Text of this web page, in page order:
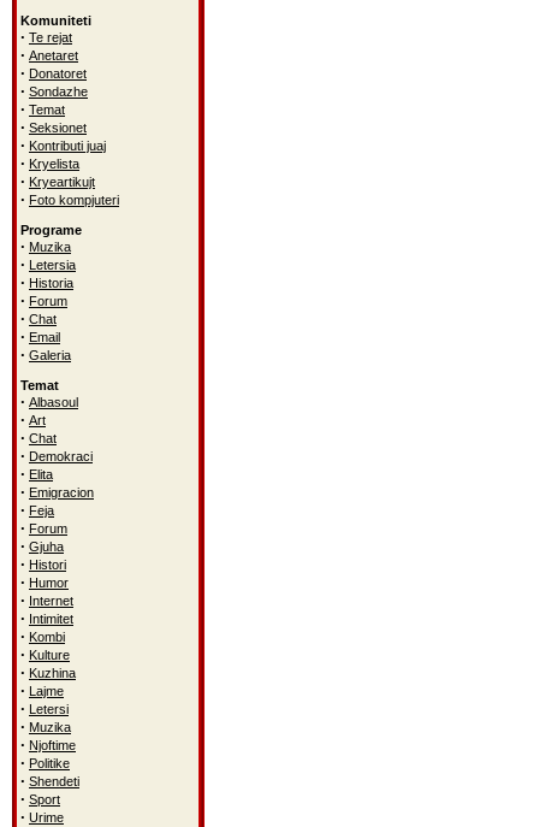
Komuniteti
· Te rejat
· Anetaret
· Donatoret
· Sondazhe
· Temat
· Seksionet
· Kontributi juaj
· Kryelista
· Kryeartikujt
· Foto kompjuteri
Programe
· Muzika
· Letersia
· Historia
· Forum
· Chat
· Email
· Galeria
Temat
· Albasoul
· Art
· Chat
· Demokraci
· Elita
· Emigracion
· Feja
· Forum
· Gjuha
· Histori
· Humor
· Internet
· Intimitet
· Kombi
· Kulture
· Kuzhina
· Lajme
· Letersi
· Muzika
· Njoftime
· Politike
· Shendeti
· Sport
· Urime